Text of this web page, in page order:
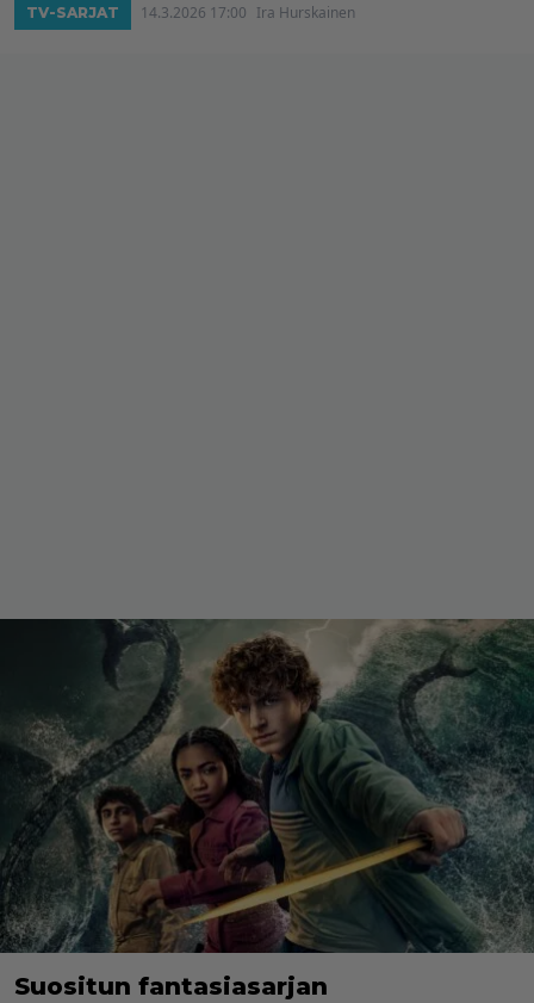
TV-SARJAT 14.3.2026 17:00 Ira Hurskainen
Suositun fantasiasarjan